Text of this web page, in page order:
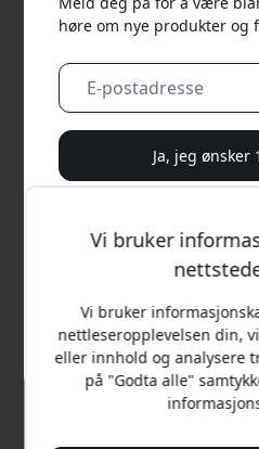
99
Vi bruker
Vi bruker
nettleseropplevelsen din,
eller innhold og analysere
på "Godta alle"
høre om nye produkter og
Ja, jeg ønsker
samtykker du til sporadiske
opplæringsserier og
Nei, jeg vil heller